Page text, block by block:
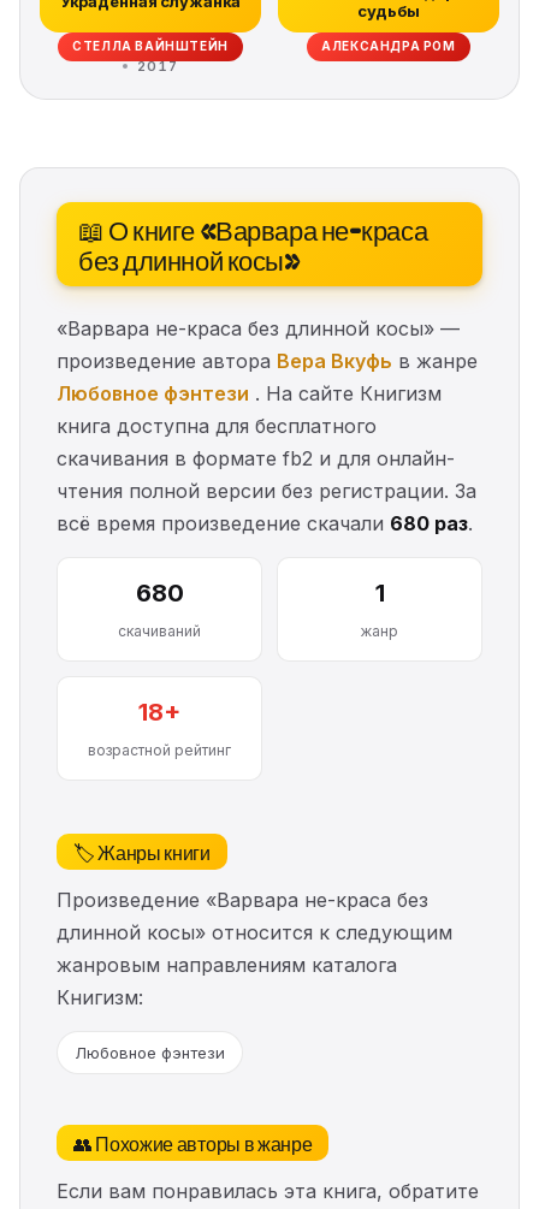
СТЕЛЛА ВАЙНШТЕЙН
2017
судьбы
АЛЕКСАНДРА РОМ
📖 О книге «Варвара не-краса
без длинной косы»
«Варвара не-краса без длинной косы» —
произведение автора Вера Вкуфь в жанре
Любовное фэнтези . На сайте Книгизм
книга доступна для бесплатного
скачивания в формате fb2 и для онлайн-
чтения полной версии без регистрации. За
всё время произведение скачали 680 раз.
680
скачиваний
1
жанр
18+
возрастной рейтинг
🏷️ Жанры книги
Произведение «Варвара не-краса без
длинной косы» относится к следующим
жанровым направлениям каталога
Книгизм:
Любовное фэнтези
👥 Похожие авторы в жанре
Если вам понравилась эта книга, обратите